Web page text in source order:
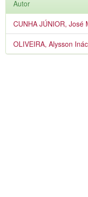
Autor
CUNHA JÚNIOR, José
OLIVEIRA, Alysson